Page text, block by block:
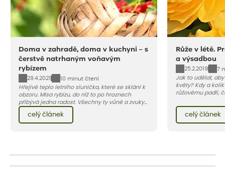
Doma v zahradě, doma v kuchyni – s
čerstvě natrhaným voňavým
rybízem
29.4.2021
10 minut čtení
Hřejivé teplo letního sluníčka, které se sklání k
obzoru. Mísa rybízu, do níž to po hroznech
přibývá jedna radost. Všechny ty vůně a zvuky
červencové zahrady. Sklizeň rybízu do kuchyně
vnese neuvěřitelný klid a radost. A taky trochu
bezstarostnosti dětství při mlsání babiččina
celý článek
Růže v létě.
a výsadbou
25.2.2019
7
Jak to udělat,
květy? Kdy a
růžovému padlí,
najdete v našem
celý článek